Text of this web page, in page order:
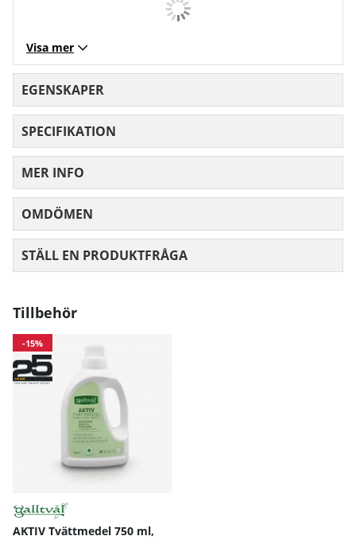
Visa mer
EGENSKAPER
SPECIFIKATION
MER INFO
OMDÖMEN
STÄLL EN PRODUKTFRÅGA
Tillbehör
-15%
AKTIV Tvättmedel 750 ml,